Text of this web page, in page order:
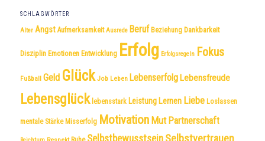
SCHLAGWÖRTER
Alter Angst Aufmerksamkeit Ausrede Beruf Beziehung Dankbarkeit
Disziplin Emotionen Entwicklung Erfolg Erfolgsregeln Fokus
Fußball Geld Glück Job Leben Lebenserfolg Lebensfreude
Lebensglück lebensstark Leistung Lernen Liebe Loslassen
mentale Stärke Misserfolg Motivation Mut Partnerschaft
Selbstvertrauen